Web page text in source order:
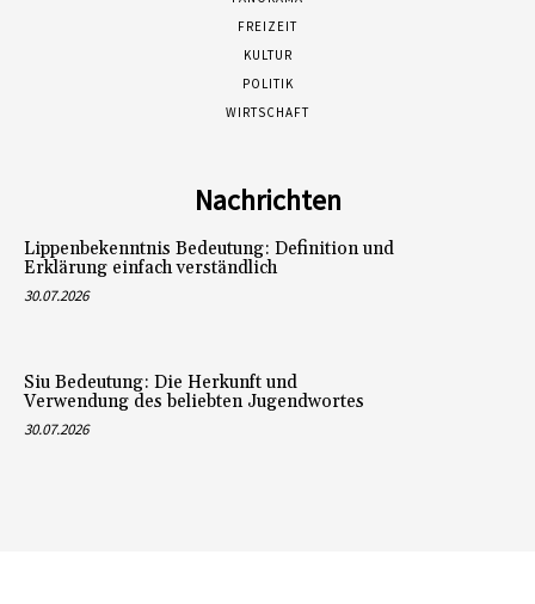
FREIZEIT
KULTUR
POLITIK
WIRTSCHAFT
Nachrichten
Lippenbekenntnis Bedeutung: Definition und
Erklärung einfach verständlich
30.07.2026
Siu Bedeutung: Die Herkunft und
Verwendung des beliebten Jugendwortes
30.07.2026